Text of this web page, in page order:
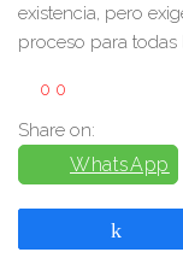
existencia, pero
proceso para todas
0 0
Share on:
WhatsApp